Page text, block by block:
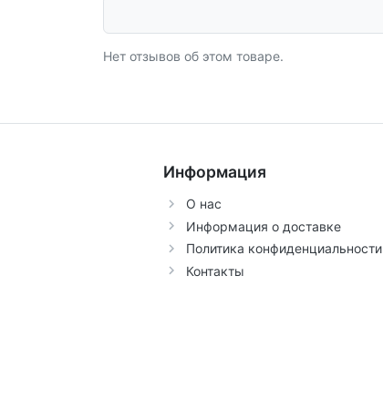
Нет отзывов об этом товаре.
Информация
О нас
Информация о доставке
Политика конфиденциальности
Контакты